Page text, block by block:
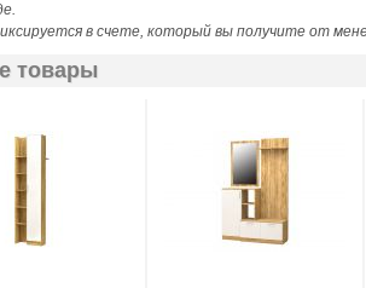
в счете, который вы получите от
товары